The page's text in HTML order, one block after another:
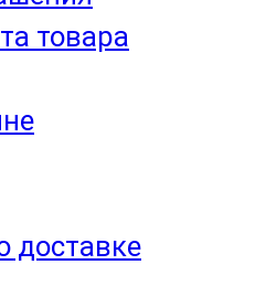
товара
доставке